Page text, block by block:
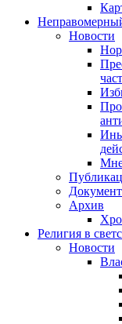
Новости
Архив
Религия в
Новости